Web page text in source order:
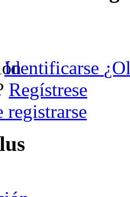
Identificarse
Regístrese
registrarse